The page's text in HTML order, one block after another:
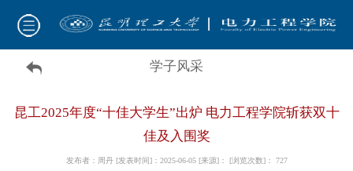
学子风采
昆工2025年度“十佳大学生”出炉 电力工程学院斩获双十
佳及入围奖
发布者：周丹 [发表时间]：2025-06-05 [来源]： [浏览次数]： 727